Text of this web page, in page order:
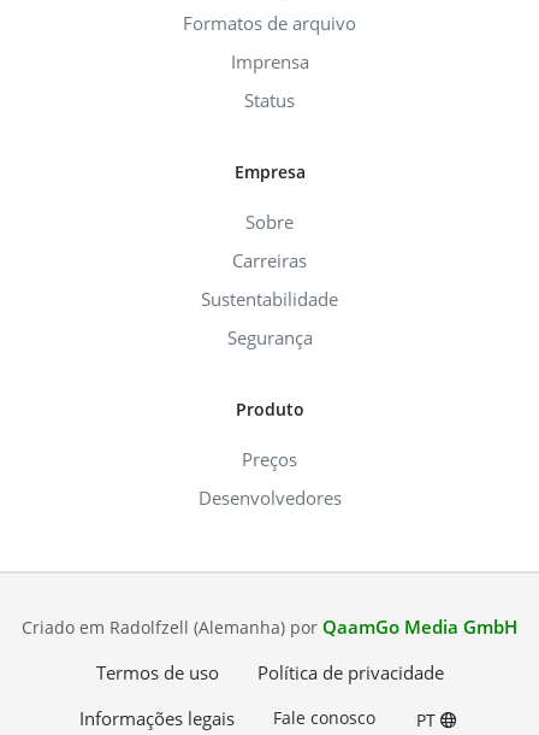
Formatos de arquivo
Imprensa
Status
Empresa
Sobre
Carreiras
Sustentabilidade
Segurança
Produto
Preços
Desenvolvedores
Criado em Radolfzell (Alemanha) por QaamGo Media GmbH
Termos de uso
Política de privacidade
Informações legais
Fale conosco PT